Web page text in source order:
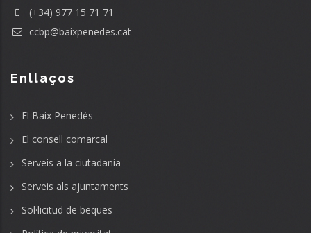
(+34) 977 15 71 71
ccbp@baixpenedes.cat
Enllaços
El Baix Penedès
El consell comarcal
Serveis a la ciutadania
Serveis als ajuntaments
Sol·licitud de beques